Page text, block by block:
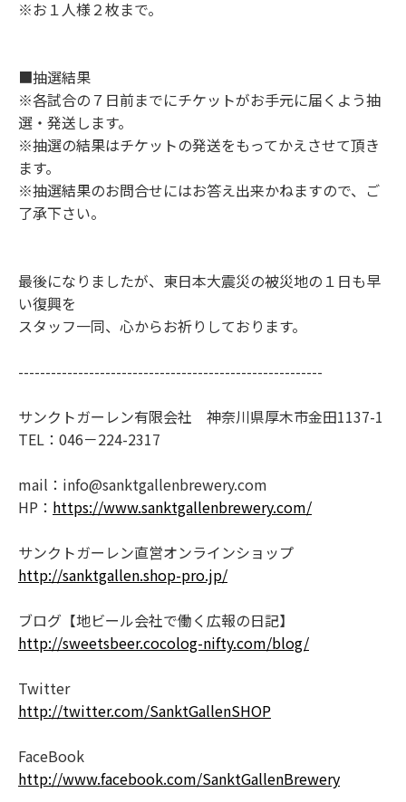
※お１人様２枚まで。
■抽選結果
※各試合の７日前までにチケットがお手元に届くよう抽
選・発送します。
※抽選の結果はチケットの発送をもってかえさせて頂き
ます。
※抽選結果のお問合せにはお答え出来かねますので、ご
了承下さい。
最後になりましたが、東日本大震災の被災地の１日も早
い復興を
スタッフ一同、心からお祈りしております。
--------------------------------------------------------
サンクトガーレン有限会社 神奈川県厚木市金田1137-1
TEL：046－224-2317
mail：info@sanktgallenbrewery.com
HP： https://www.sanktgallenbrewery.com/
サンクトガーレン直営オンラインショップ
http://sanktgallen.shop-pro.jp/
ブログ【地ビール会社で働く広報の日記】
http://sweetsbeer.cocolog-nifty.com/blog/
Twitter
http://twitter.com/SanktGallenSHOP
FaceBook
http://www.facebook.com/SanktGallenBrewery